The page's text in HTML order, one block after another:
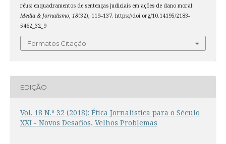
réus: enquadramentos de sentenças judiciais em ações de dano moral.
Media & Jornalismo, 18(32), 119–137. https://doi.org/10.14195/2183-
5462_32_9
Formatos Citação
EDIÇÃO
Vol. 18 N.º 32 (2018): Ética Jornalística para o Século
XXI - Novos Desafios, Velhos Problemas